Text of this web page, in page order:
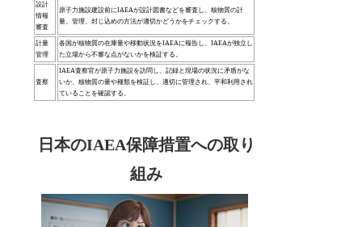
設計
情報
審査
原子力施設建設前にIAEAが設計図書などを審査し、核物質の計
量、管理、封じ込めの方法が適切かどうかをチェックする。
計量
管理
各国が核物質の在庫量や移動状況をIAEAに報告し、IAEAが独立し
た立場から不審な点がないかを検証する。
査察
IAEA査察官が原子力施設を訪問し、記録と現場の状況に矛盾がな
いか、核物質の量や種類を検証し、適切に管理され、平和利用され
ていることを確認する。
日本のIAEA保障措置への取り
組み